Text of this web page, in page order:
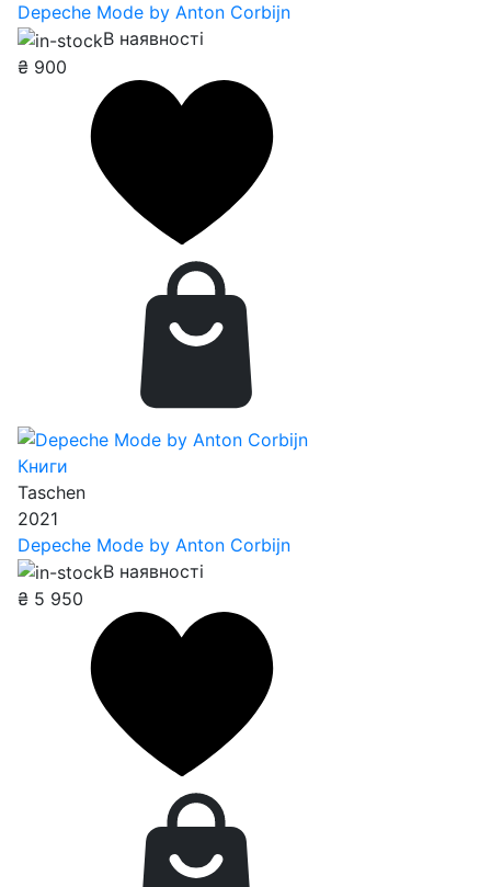
Depeche Mode by Anton Corbijn
В наявності
₴ 900
Книги
Taschen
2021
Depeche Mode by Anton Corbijn
В наявності
₴ 5 950